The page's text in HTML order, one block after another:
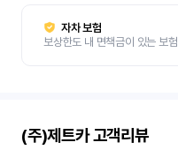
자차 보험
보상한도 내 면책금이 있는 보험
(주)제트카고객리뷰